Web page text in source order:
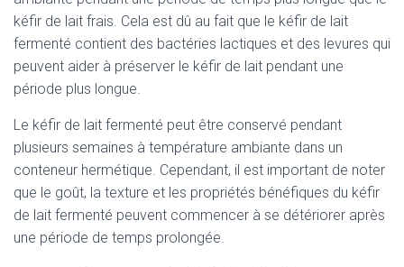
kéfir de lait frais. Cela est dû au fait que le kéfir de lait
fermenté contient des bactéries lactiques et des levures qui
peuvent aider à préserver le kéfir de lait pendant une
période plus longue.
Le kéfir de lait fermenté peut être conservé pendant
plusieurs semaines à température ambiante dans un
conteneur hermétique. Cependant, il est important de noter
que le goût, la texture et les propriétés bénéfiques du kéfir
de lait fermenté peuvent commencer à se détériorer après
une période de temps prolongée.